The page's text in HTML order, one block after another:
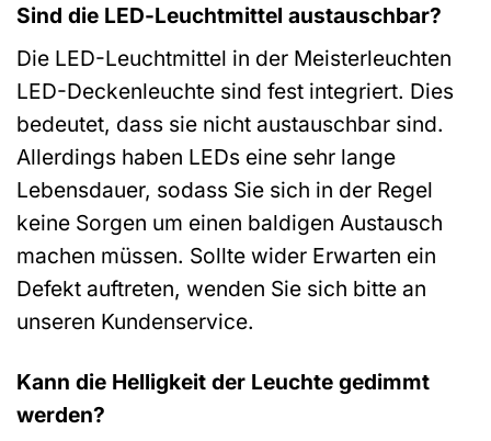
Sind die LED-Leuchtmittel austauschbar?
Die LED-Leuchtmittel in der Meisterleuchten
LED-Deckenleuchte sind fest integriert. Dies
bedeutet, dass sie nicht austauschbar sind.
Allerdings haben LEDs eine sehr lange
Lebensdauer, sodass Sie sich in der Regel
keine Sorgen um einen baldigen Austausch
machen müssen. Sollte wider Erwarten ein
Defekt auftreten, wenden Sie sich bitte an
unseren Kundenservice.
Kann die Helligkeit der Leuchte gedimmt
werden?